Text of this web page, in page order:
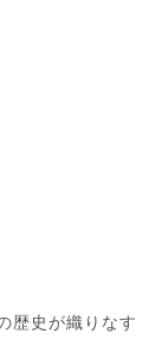
歴史が織りなす